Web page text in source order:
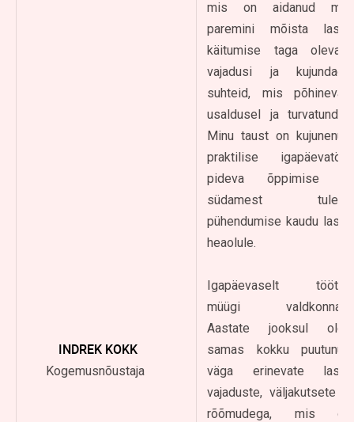
INDREK KOKK
Kogemusnõustaja
mis on aidanud mul
paremini mõista laste
käitumise taga olevaid
vajadusi ja kujundada
suhteid, mis põhinevad
usaldusel ja turvatundel.
Minu taust on kujunenud
praktilise igapäevatöö,
pideva õppimise ja
südamest tuleva
pühendumise kaudu laste
heaolule.
Igapäevaselt töötan
müügi valdkonnas.
Aastate jooksul olen
samas kokku puutunud
väga erinevate laste
vajaduste, väljakutsete ja
rõõmudega, mis on